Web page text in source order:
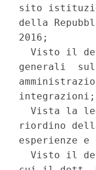
sito
della
2016;
Visto il
generali
integrazioni;
Vista la
riordino
esperienze
Visto il